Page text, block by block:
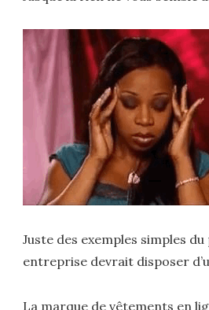
Juste des exemples simples
entreprise devrait disposer
La marque de vêtements en